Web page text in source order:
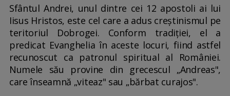
Sfântul Andrei, unul dintre cei 12 apostoli ai lui
Iisus Hristos, este cel care a adus creștinismul pe
teritoriul Dobrogei. Conform tradiției, el a
predicat Evanghelia în aceste locuri, fiind astfel
recunoscut ca patronul spiritual al României.
Numele său provine din grecescul „Andreas",
care înseamnă „viteaz" sau „bărbat curajos".